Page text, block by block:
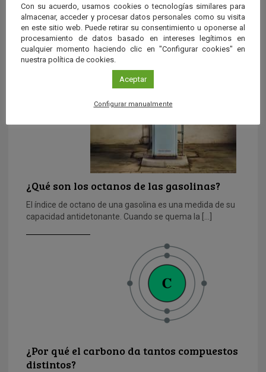
La gasolina
La gasolina como tal, no surgió hasta 1857, año en el que
se descubrió mediante la destilación fraccionada del […]
¿Qué son los octanos de las gasolinas?
El índice de octano de una gasolina es una medida de su
capacidad antidetonante. Cuando se quema la […]
¿Por qué el carbono da tantos compuestos
distintos?
Con su acuerdo, usamos cookies o tecnologías similares para
almacenar, acceder y procesar datos personales como su visita
en este sitio web. Puede retirar su consentimiento u oponerse al
procesamiento de datos basado en intereses legítimos en
cualquier momento haciendo clic en "Configurar cookies" en
nuestra política de cookies.
Aceptar
Configurar manualmente